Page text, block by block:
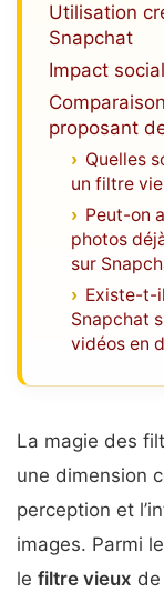
Utilisation
Snapchat
Impact
proposant
Quelles
un filtre
Peut-on
photos
sur
Existe-t-
Snapchat
vidéos en
La magie des
une dimension
perception et
images. Parmi
le filtre vieux